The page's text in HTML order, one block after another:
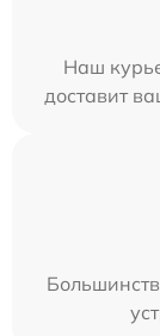
Наш
доставит